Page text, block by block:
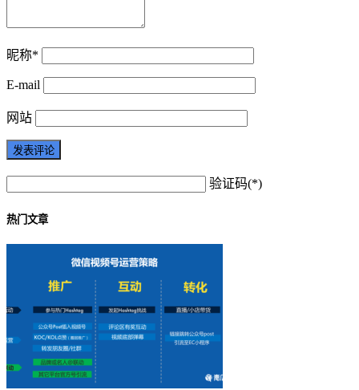
昵称*
E-mail
网站
验证码(*)
热门文章